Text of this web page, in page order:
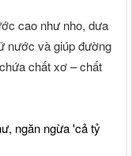
cao như nho, dưa
nước và giúp đường
chất xơ – chất